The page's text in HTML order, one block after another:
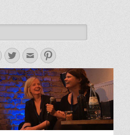
Blog
Facebook
Twitter
E-
Mail-
Adresse
Pinterest